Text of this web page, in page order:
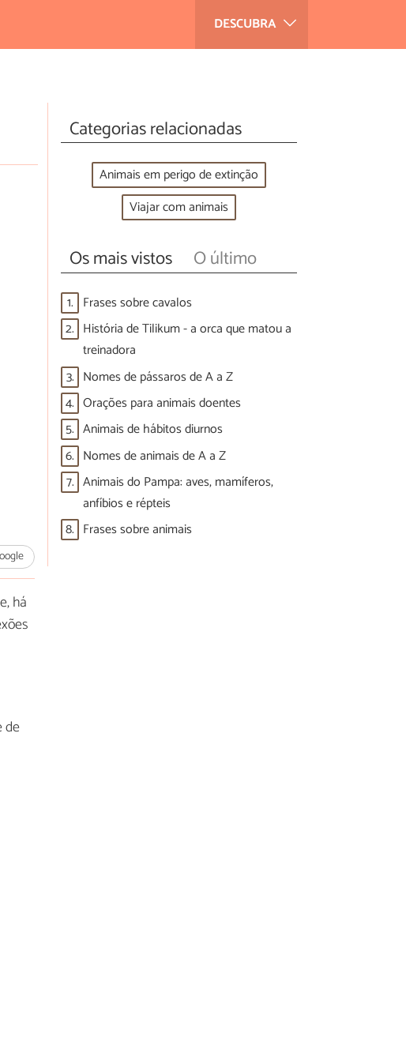
DESCUBRA
há
de
Categorias relacionadas
Animais em perigo de extinção
Viajar com animais
Os mais vistos O último
1. Frases sobre cavalos
2. História de Tilikum - a orca que matou a
treinadora
3. Nomes de pássaros de A a Z
4. Orações para animais doentes
5. Animais de hábitos diurnos
6. Nomes de animais de A a Z
7. Animais do Pampa: aves, mamíferos,
anfíbios e répteis
8. Frases sobre animais